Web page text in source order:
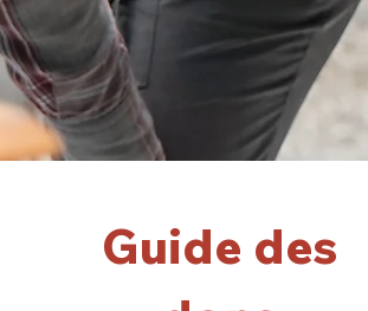
Guide des